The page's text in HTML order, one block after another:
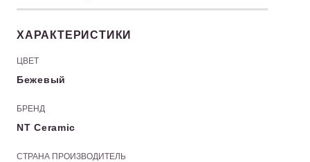
ХАРАКТЕРИСТИКИ
ЦВЕТ
Бежевый
БРЕНД
NT Ceramic
СТРАНА ПРОИЗВОДИТЕЛЬ